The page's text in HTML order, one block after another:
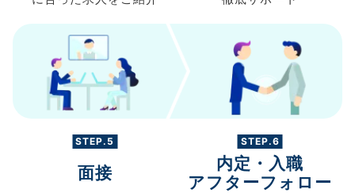
STEP.5
面接
STEP.6
内定・入職
アフターフォロー